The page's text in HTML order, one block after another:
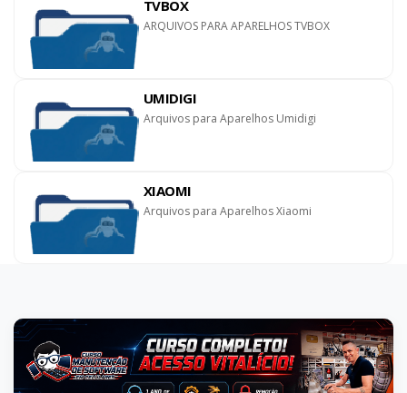
TVBOX
ARQUIVOS PARA APARELHOS TVBOX
UMIDIGI
Arquivos para Aparelhos Umidigi
XIAOMI
Arquivos para Aparelhos Xiaomi